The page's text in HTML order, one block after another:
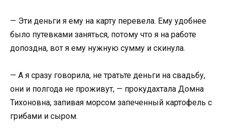
— Эти деньги я ему на карту перевела. Ему удобнее
было путевками заняться, потому что я на работе
допоздна, вот я ему нужную сумму и скинула.
— А я сразу говорила, не тратьте деньги на свадьбу,
они и полгода не проживут, — прокудахтала Домна
Тихоновна, запивая морсом запеченный картофель с
грибами и сыром.